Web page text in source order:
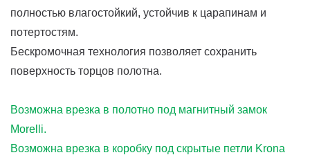
полностью влагостойкий, устойчив к царапинам и
потертостям.
Бескромочная технология позволяет сохранить
поверхность торцов полотна.
Возможна врезка в полотно под магнитный замок
Morelli.
Возможна врезка в коробку под скрытые петли Krona